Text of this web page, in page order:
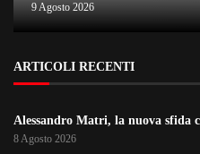
9 Agosto 2026
ARTICOLI RECENTI
Alessandro Matri, la nuova sfida
8 Agosto 2026